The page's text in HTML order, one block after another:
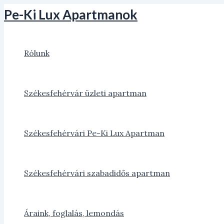
Skip
to
Pe-Ki Lux Apartmanok
Rólunk
Székesfehérvár üzleti apartman
Székesfehérvári Pe-Ki Lux Apartman
Székesfehérvári szabadidős apartman
Áraink, foglalás, lemondás